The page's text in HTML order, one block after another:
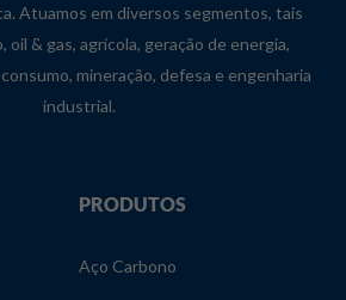
Atuamos em diversos segmentos, tais
oil & gas, agrícola, geração de energia,
mineração, defesa e engenharia
industrial.
PRODUTOS
Aço Carbono